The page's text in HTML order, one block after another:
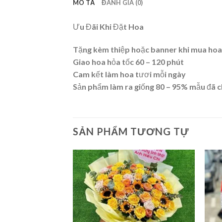
MÔ TẢ ĐÁNH GIÁ (0)
Ưu Đãi Khi Đặt Hoa
Tặng kèm thiệp hoặc banner khi mua hoa
Giao hoa hỏa tốc 60 – 120 phút
Cam kết làm hoa tươi mỗi ngày
Sản phẩm làm ra giống 80 – 95% mẫu đã
SẢN PHẨM TƯƠNG TỰ